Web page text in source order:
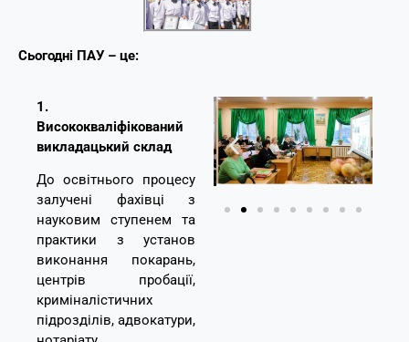
Сьогодні ПАУ – це:
1.
Висококваліфікований
викладацький склад
До освітнього процесу
залучені фахівці з
науковим ступенем та
практики з установ
виконання покарань,
центрів пробації,
криміналістичних
підрозділів, адвокатури,